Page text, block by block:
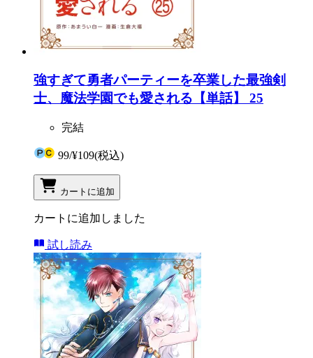
強すぎて勇者パーティーを卒業した最強剣
士、魔法学園でも愛される【単話】 25
完結
99/¥109(税込)
カートに追加
カートに追加しました
試し読み